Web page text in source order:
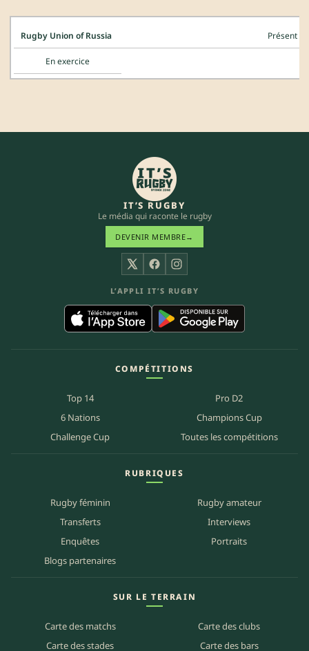
Rugby Union of Russia Présent
En exercice
IT’S RUGBY
Le média qui raconte le rugby
DEVENIR MEMBRE→
X FacebookInstagram
L’APPLI IT’S RUGBY
COMPÉTITIONS
Top 14
Pro D2
6 Nations
Champions Cup
Challenge Cup
Toutes les compétitions
RUBRIQUES
Rugby féminin
Rugby amateur
Transferts
Interviews
Enquêtes
Portraits
Blogs partenaires
SUR LE TERRAIN
Carte des matchs
Carte des clubs
Carte des stades
Carte des bars